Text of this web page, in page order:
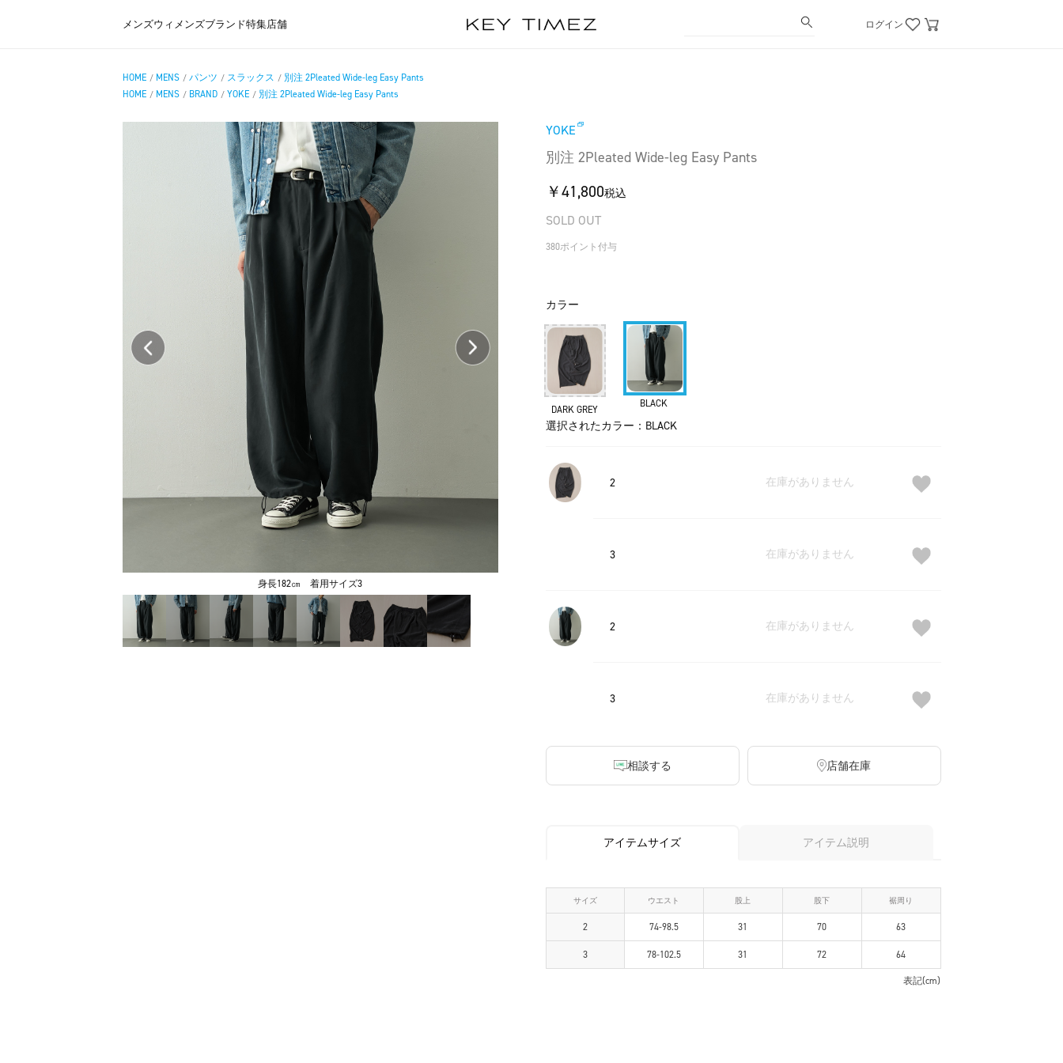
メンズウィメンズブランド特集店舗 ログイン
HOME / MENS / パンツ / スラックス / 別注 2Pleated Wide-leg Easy Pants
HOME / MENS / BRAND / YOKE / 別注 2Pleated Wide-leg Easy Pants
身長182㎝ 着用サイズ3
YOKE
別注 2Pleated Wide-leg Easy Pants
￥41,800税込
SOLD OUT
380ポイント付与
カラー
DARK GREY BLACK
選択されたカラー：BLACK
2 在庫がありません
3 在庫がありません
2 在庫がありません
3 在庫がありません
相談する 店舗在庫
アイテムサイズ アイテム説明
サイズ ウエスト 股上 股下 裾周り
2 74-98.5 31 70 63
3 78-102.5 31 72 64
表記(cm)